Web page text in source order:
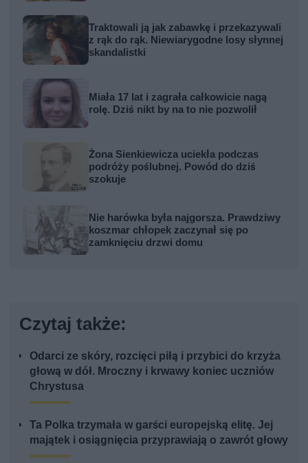
Traktowali ją jak zabawkę i przekazywali
z rąk do rąk. Niewiarygodne losy słynnej
skandalistki
Miała 17 lat i zagrała całkowicie nagą
rolę. Dziś nikt by na to nie pozwolił
Żona Sienkiewicza uciekła podczas
podróży poślubnej. Powód do dziś
szokuje
Nie harówka była najgorsza. Prawdziwy
koszmar chłopek zaczynał się po
zamknięciu drzwi domu
Czytaj także:
Odarci ze skóry, rozcięci piłą i przybici do krzyża
głową w dół. Mroczny i krwawy koniec uczniów
Chrystusa
Ta Polka trzymała w garści europejską elitę. Jej
majątek i osiągnięcia przyprawiają o zawrót głowy